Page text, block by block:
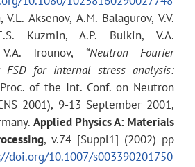
(приd=
2.3 × 10−3
4.0 × 10−3
V.L. Aksenov, A.M. Balagurov, V.V.
Kuzmin, A.P. Bulkin, V.A.
Trounov,
“Neutron Fourier
FSD for internal stress analysis:
of the Int. Conf. on Neutron
2001), 9-13 September 2001,
Applied Physics A: Materials
, v.74 [Suppl1] (2002) pp
doi.org/10.1007/s003390201750